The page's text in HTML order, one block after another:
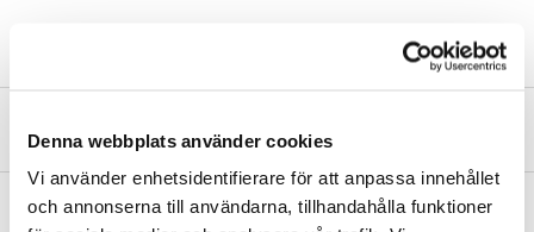
Denna webbplats använder cookies
Vi använder enhetsidentifierare för att anpassa innehållet
och annonserna till användarna, tillhandahålla funktioner
Produktbeskrivelse
Bjergøje med kile, fremstillet af varmforzinket stål. Beregnet til